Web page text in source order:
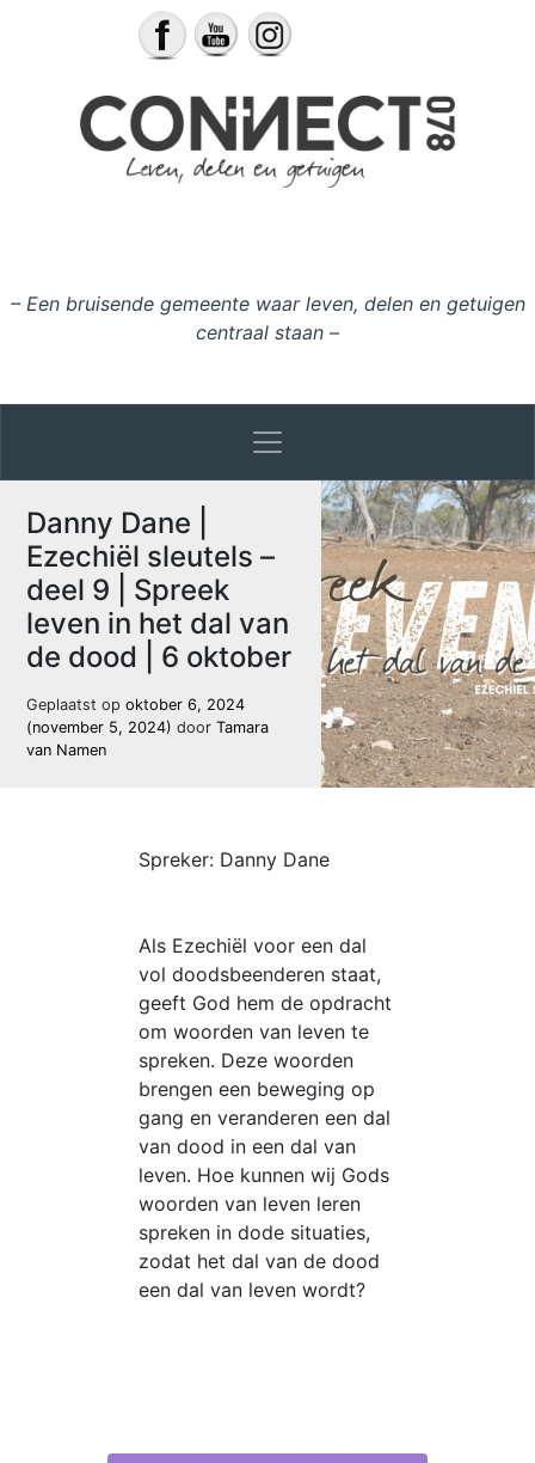
– Een bruisende gemeente waar leven, delen en getuigen
centraal staan –
Danny Dane |
Ezechiël sleutels –
deel 9 | Spreek
leven in het dal van
de dood | 6 oktober
Geplaatst opoktober 6, 2024
(november 5, 2024)door Tamara
van Namen
Spreker: Danny Dane
Als Ezechiël voor een dal
vol doodsbeenderen staat,
geeft God hem de opdracht
om woorden van leven te
spreken. Deze woorden
brengen een beweging op
gang en veranderen een dal
van dood in een dal van
leven. Hoe kunnen wij Gods
woorden van leven leren
spreken in dode situaties,
zodat het dal van de dood
een dal van leven wordt?